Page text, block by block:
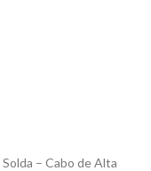
Solda – Cabo de Alta